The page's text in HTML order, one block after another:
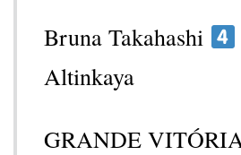
Bruna Takahashi
Altinkaya
GRANDE